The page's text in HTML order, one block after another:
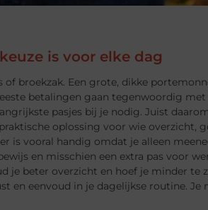
is voor elke dag
broekzak. Een grote, dikke
betalingen gaan tegenwoordig met
pasjes bij je nodig. Juist
oplossing voor wie overzicht,
is vooral handig omdat je alleen
en misschien een extra pas voor
je beter overzicht en hoef je minder te
en eenvoud in je dagelijkse routine. Je